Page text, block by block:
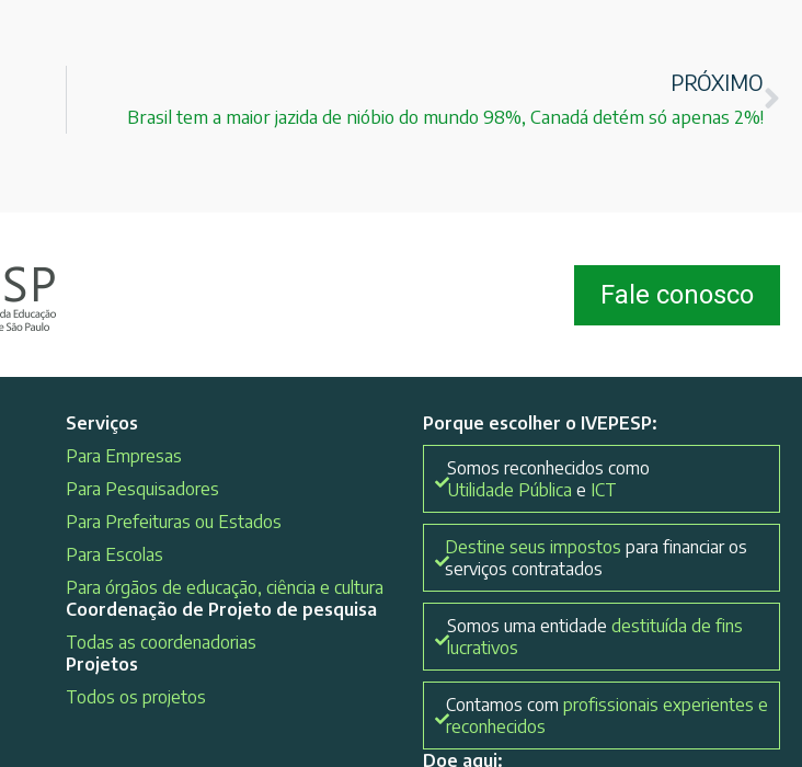
PRÓXIMO
Brasil tem a maior jazida de nióbio do mundo 98%, Canadá detém só apenas 2%!
Fale conosco
Serviços
Para Empresas
Para Pesquisadores
Para Prefeituras ou Estados
Para Escolas
Para órgãos de educação, ciência e cultura
Coordenação de Projeto de pesquisa
Todas as coordenadorias
Projetos
Todos os projetos
Porque escolher o IVEPESP:
Somos reconhecidos como
Utilidade Pública e ICT
Destine seus impostos para financiar os
serviços contratados
Somos uma entidadedestituída de fins
lucrativos
Contamos com profissionais experientes e
reconhecidos
Doe aqui: